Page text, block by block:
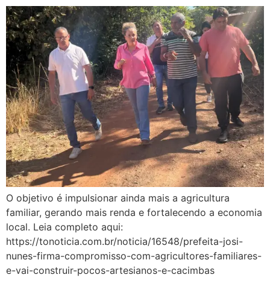
O objetivo é impulsionar ainda mais a agricultura
familiar, gerando mais renda e fortalecendo a economia
local. Leia completo aqui:
https://tonoticia.com.br/noticia/16548/prefeita-josi-
nunes-firma-compromisso-com-agricultores-familiares-
e-vai-construir-pocos-artesianos-e-cacimbas